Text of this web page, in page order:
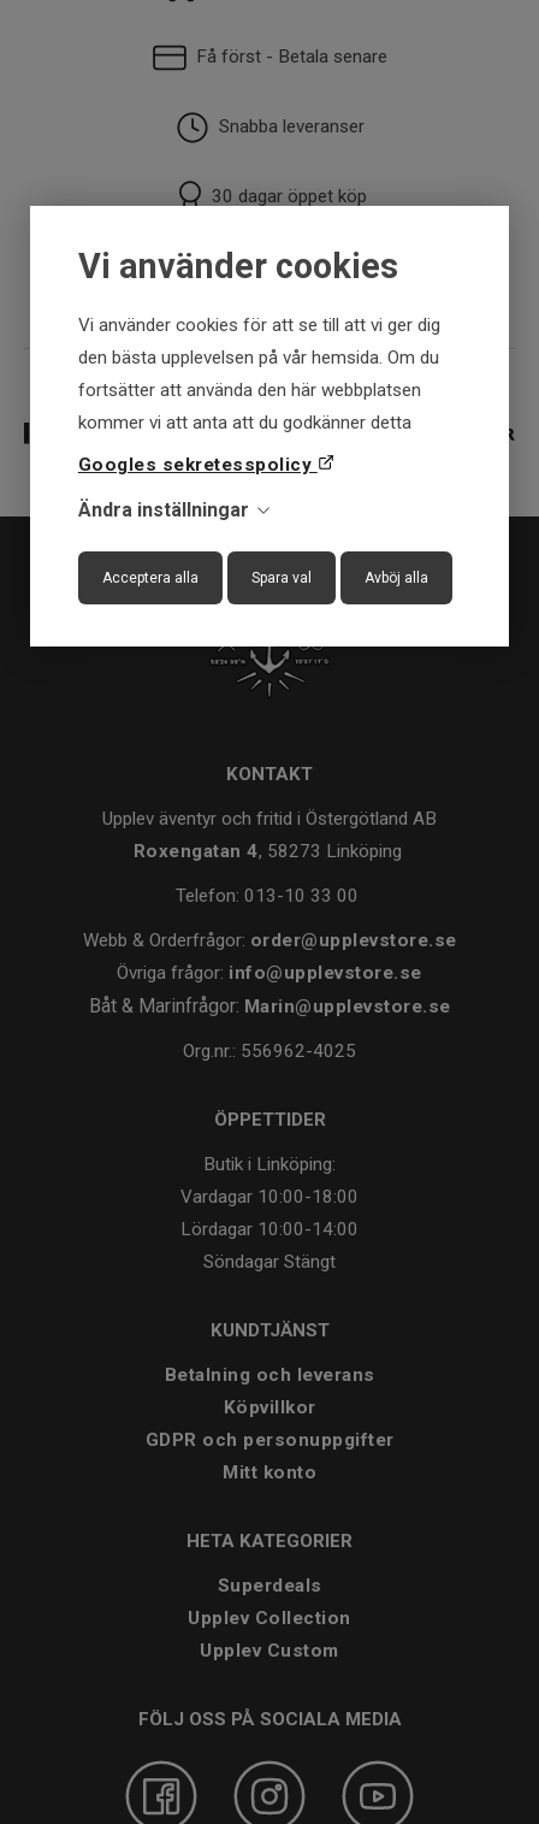
Vi använder cookies
Vi använder cookies för att se till att vi ger dig
den bästa upplevelsen på vår hemsida. Om du
fortsätter att använda den här webbplatsen
kommer vi att anta att du godkänner detta
Googles sekretesspolicy
Ändra inställningar
Acceptera alla Spara val Avböj alla
Få först - Betala senare
Snabba leveranser
30 dagar öppet köp
Fysisk butik
KONTAKT
Upplev äventyr och fritid i Östergötland AB
Roxengatan 4, 58273 Linköping
Telefon: 013-10 33 00
Webb & Orderfrågor: order@upplevstore.se
Övriga frågor: info@upplevstore.se
Båt & Marinfrågor: Marin@upplevstore.se
Org.nr.: 556962-4025
ÖPPETTIDER
Butik i Linköping:
Vardagar 10:00-18:00
Lördagar 10:00-14:00
Söndagar Stängt
KUNDTJÄNST
Betalning och leverans
Köpvillkor
GDPR och personuppgifter
Mitt konto
HETA KATEGORIER
Superdeals
Upplev Collection
Upplev Custom
FÖLJ OSS PÅ SOCIALA MEDIA